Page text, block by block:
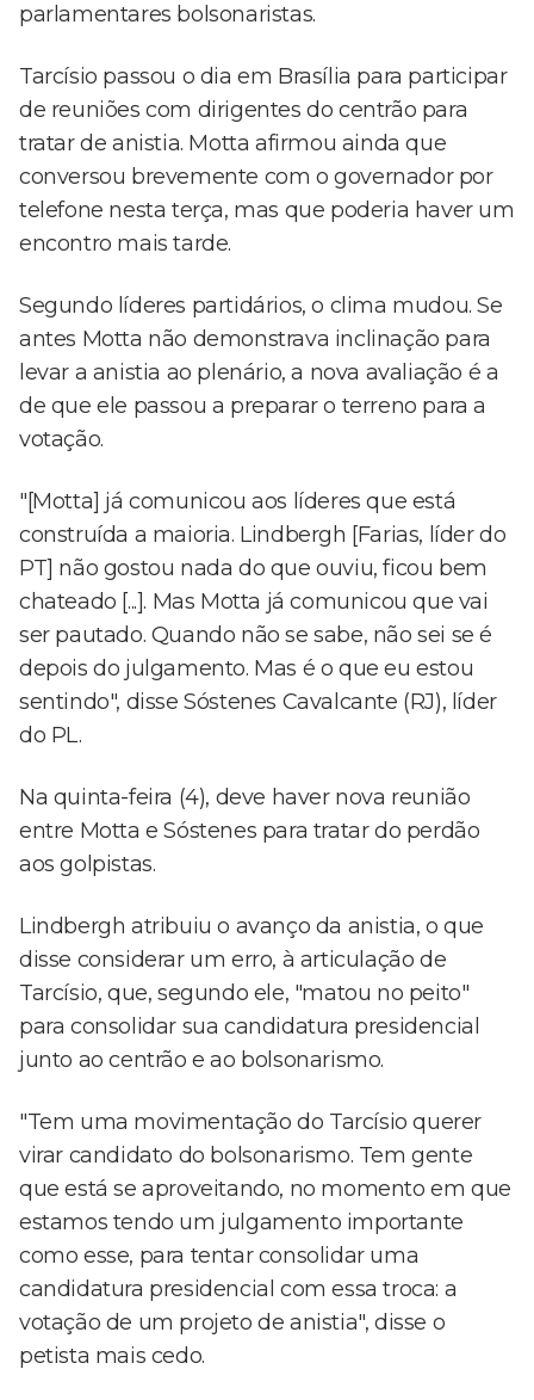
parlamentares bolsonaristas.
Tarcísio passou o dia em Brasília para participar
de reuniões com dirigentes do centrão para
tratar de anistia. Motta afirmou ainda que
conversou brevemente com o governador por
telefone nesta terça, mas que poderia haver um
encontro mais tarde.
Segundo líderes partidários, o clima mudou. Se
antes Motta não demonstrava inclinação para
levar a anistia ao plenário, a nova avaliação é a
de que ele passou a preparar o terreno para a
votação.
"[Motta] já comunicou aos líderes que está
construída a maioria. Lindbergh [Farias, líder do
PT] não gostou nada do que ouviu, ficou bem
chateado [...]. Mas Motta já comunicou que vai
ser pautado. Quando não se sabe, não sei se é
depois do julgamento. Mas é o que eu estou
sentindo", disse Sóstenes Cavalcante (RJ), líder
do PL.
Na quinta-feira (4), deve haver nova reunião
entre Motta e Sóstenes para tratar do perdão
aos golpistas.
Lindbergh atribuiu o avanço da anistia, o que
disse considerar um erro, à articulação de
Tarcísio, que, segundo ele, "matou no peito"
para consolidar sua candidatura presidencial
junto ao centrão e ao bolsonarismo.
"Tem uma movimentação do Tarcísio querer
virar candidato do bolsonarismo. Tem gente
que está se aproveitando, no momento em que
estamos tendo um julgamento importante
como esse, para tentar consolidar uma
candidatura presidencial com essa troca: a
votação de um projeto de anistia", disse o
petista mais cedo.